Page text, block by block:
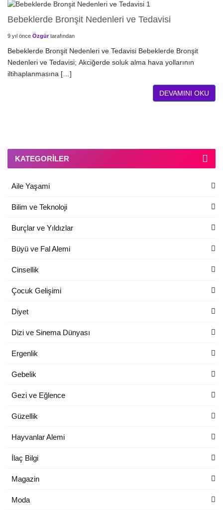
Bebeklerde Bronşit Nedenleri ve Tedavisi
9 yıl önce Özgürtarafından
Bebeklerde Bronşit Nedenleri ve Tedavisi Bebeklerde Bronşit
Nedenleri ve Tedavisi; Akciğerde soluk alma hava yollarının
iltihaplanmasına […]
DEVAMINI OKU
KATEGORILER
Aile Yaşami
Bilim ve Teknoloji
Burçlar ve Yıldızlar
Büyü ve Fal Alemi
Cinsellik
Çocuk Gelişimi
Diyet
Dizi ve Sinema Dünyası
Ergenlik
Gebelik
Gezi ve Eğlence
Güzellik
Hayvanlar Alemi
İlaç Bilgi
Magazin
Moda